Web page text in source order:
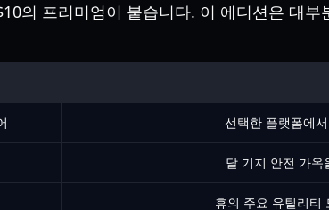
의 프리미엄이 붙습니다. 이 에디션은 대
선택한 플랫폼에
달 기지 안전 가옥
휴의 주요 유틸리티